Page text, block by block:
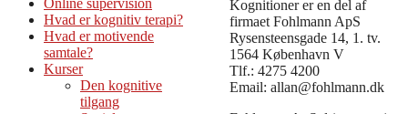
Hvad er kognitiv terapi?
Hvad er motivende
samtale?
Kurser
Den kognitive
tilgang
Kognitioner er en del af
firmaet Fohlmann ApS
Rysensteensgade 14, 1. tv.
1564 København V
Tlf.: 4275 4200
Email: allan@fohlmann.dk